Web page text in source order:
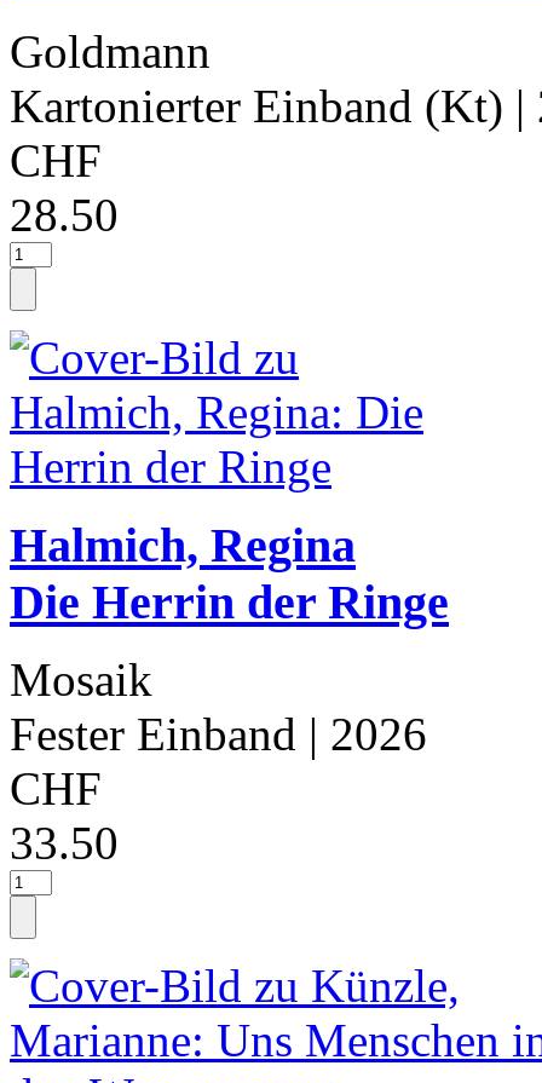
Goldmann
Kartonierter Einband (Kt) |
CHF
28.50
Halmich, Regina
Die Herrin der Ringe
Mosaik
Fester Einband | 2026
CHF
33.50